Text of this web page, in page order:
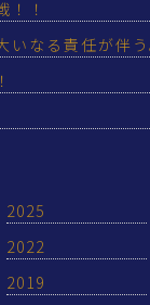
！！
なる責任が伴う
2025
2022
2019